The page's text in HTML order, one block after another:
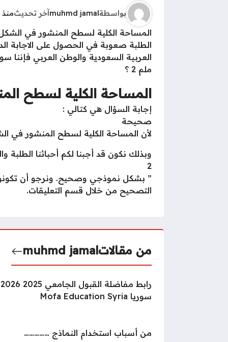
بواسطةmuhmd jamalآخر تحديثمنذ 5 سنوات
الطلبة صعوبة في الحصول على الاجابة
ملم 2 ؟
المساحة الكلية لسطح
إجابة السؤال هي كتالي :
صحيحة
لأن المساحة الكلية لسطح المنشور في الشكل
2
” بشكل نموذجي وصحيح. ونرجو أن
التصحيح من خلال قسم التعليقات.
من مقالاتmuhmd jamal
سوريا Mofa Education Syria
من أسباب استخدام النماذج ……………